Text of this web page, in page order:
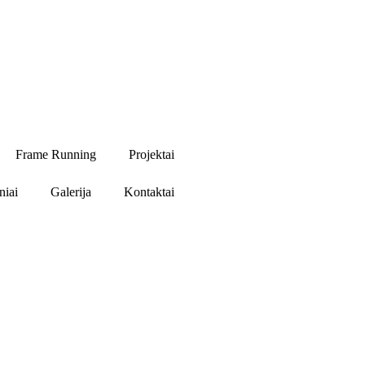
Frame Running Projektai
Galerija Kontaktai